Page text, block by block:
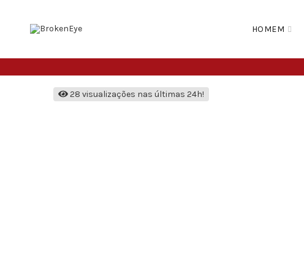
HOMEM
28 visualizações nas últimas 24h!